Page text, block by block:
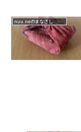
nuu.neのまなざし 祈りの哲学